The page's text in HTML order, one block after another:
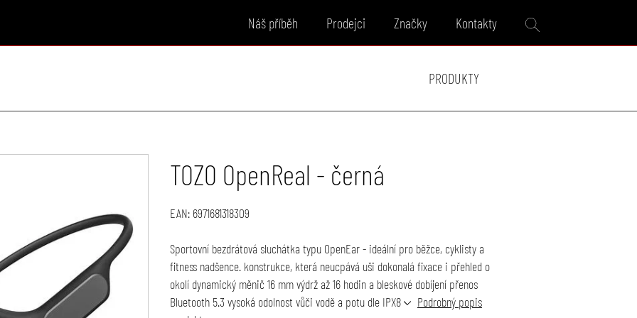
Náš příběh Prodejci Značky Kontakty
PRODUKTY
TOZO OpenReal - černá
EAN:6971681318309
Sportovní bezdrátová sluchátka typu OpenEar - ideální pro běžce, cyklisty a
fitness nadšence. konstrukce, která neucpává uši dokonalá fixace i přehled o
okolí dynamický měnič 16 mm výdrž až 16 hodin a bleskové dobíjení přenos
Bluetooth 5.3 vysoká odolnost vůči vodě a potu dle IPX8
Podrobný popis